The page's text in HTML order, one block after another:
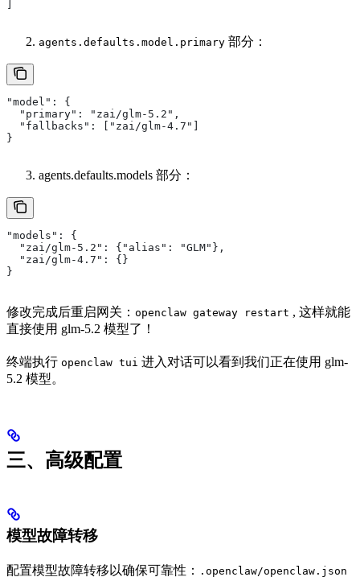
agents.defaults.model.primary 部分：
"model": {
  "primary": "zai/glm-5.2",
  "fallbacks": ["zai/glm-4.7"]
}
agents.defaults.models 部分：
"models": {
  "zai/glm-5.2": {"alias": "GLM"},
  "zai/glm-4.7": {}
}
修改完成后重启网关： openclaw gateway restart , 这样就能
直接使用 glm-5.2 模型了！
终端执行 openclaw tui 进入对话可以看到我们正在使用 glm-
5.2 模型。
三、高级配置
模型故障转移
配置模型故障转移以确保可靠性： .openclaw/openclaw.json